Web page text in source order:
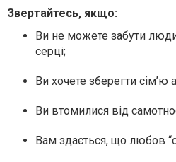
Звертайтесь, якщо:
Ви не можете забути
серці;
Ви хочете зберегти сім’ю
Ви втомилися від
Вам здається, що любов